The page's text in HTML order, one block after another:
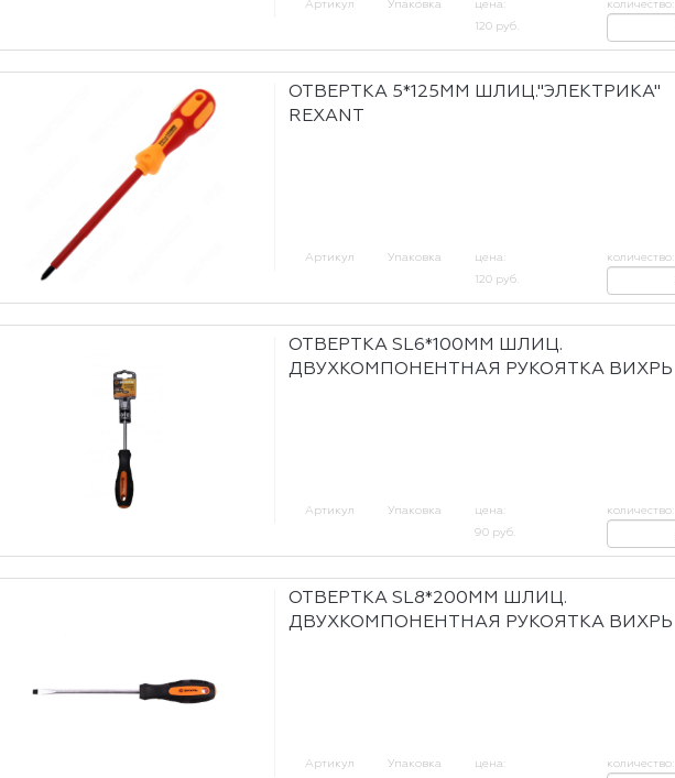
Артикул Упаковка
цена:
120 руб.
количество:
ОТВЕРТКА 5*125ММ ШЛИЦ."ЭЛЕКТРИКА"
REXANT
Артикул Упаковка
цена:
120 руб.
количество:
ОТВЕРТКА SL6*100ММ ШЛИЦ.
ДВУХКОМПОНЕНТНАЯ РУКОЯТКА ВИХРЬ
Артикул Упаковка
цена:
90 руб.
количество:
ОТВЕРТКА SL8*200ММ ШЛИЦ.
ДВУХКОМПОНЕНТНАЯ РУКОЯТКА ВИХРЬ
Артикул Упаковка
цена:
количество: